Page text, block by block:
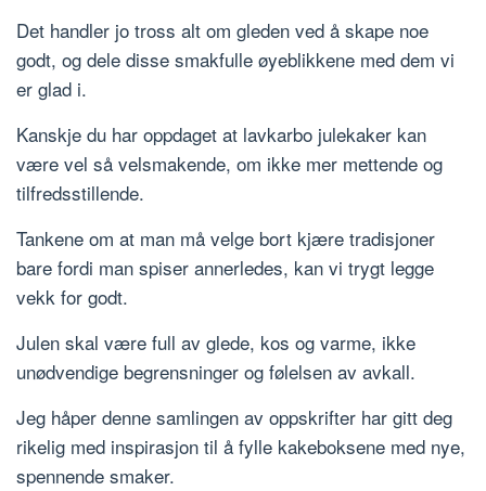
Det handler jo tross alt om gleden ved å skape noe
godt, og dele disse smakfulle øyeblikkene med dem vi
er glad i.
Kanskje du har oppdaget at lavkarbo julekaker kan
være vel så velsmakende, om ikke mer mettende og
tilfredsstillende.
Tankene om at man må velge bort kjære tradisjoner
bare fordi man spiser annerledes, kan vi trygt legge
vekk for godt.
Julen skal være full av glede, kos og varme, ikke
unødvendige begrensninger og følelsen av avkall.
Jeg håper denne samlingen av oppskrifter har gitt deg
rikelig med inspirasjon til å fylle kakeboksene med nye,
spennende smaker.